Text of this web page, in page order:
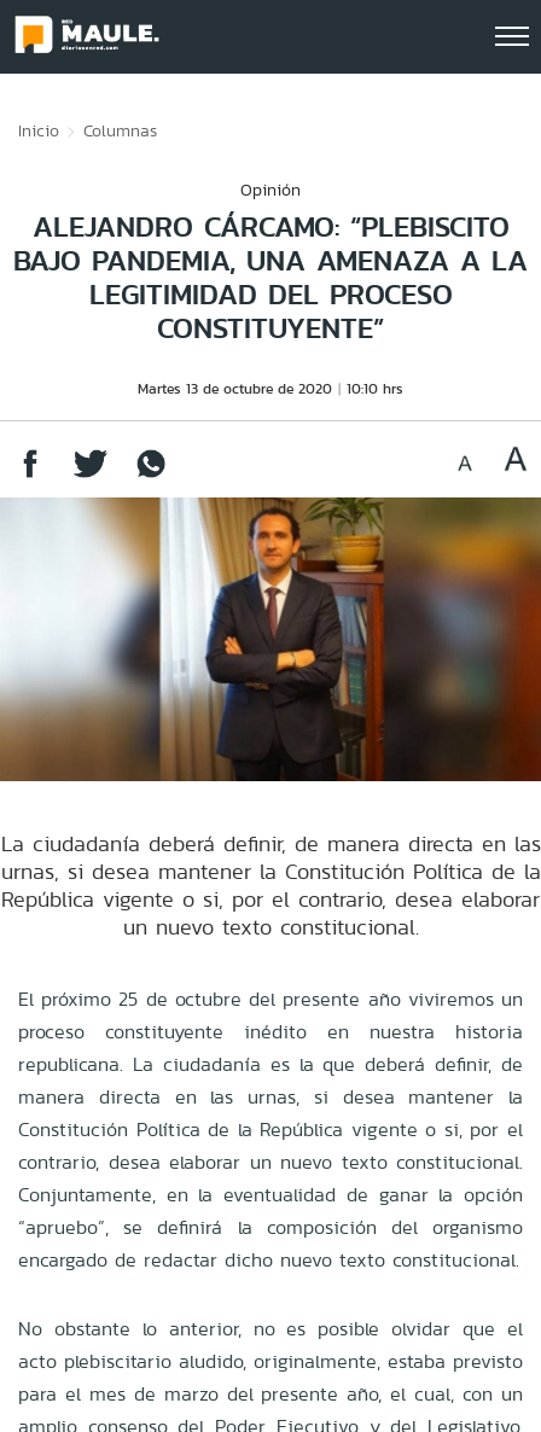
Inicio Columnas
Opinión
ALEJANDRO CÁRCAMO: “PLEBISCITO
BAJO PANDEMIA, UNA AMENAZA A LA
LEGITIMIDAD DEL PROCESO
CONSTITUYENTE”
Martes 13 de octubre de 2020 10:10 hrs
La ciudadanía deberá definir, de manera directa en las
urnas, si desea mantener la Constitución Política de la
República vigente o si, por el contrario, desea elaborar
un nuevo texto constitucional.
El próximo 25 de octubre del presente año viviremos un
proceso constituyente inédito en nuestra historia
republicana. La ciudadanía es la que deberá definir, de
manera directa en las urnas, si desea mantener la
Constitución Política de la República vigente o si, por el
contrario, desea elaborar un nuevo texto constitucional.
Conjuntamente, en la eventualidad de ganar la opción
“apruebo”, se definirá la composición del organismo
encargado de redactar dicho nuevo texto constitucional.
No obstante lo anterior, no es posible olvidar que el
acto plebiscitario aludido, originalmente, estaba previsto
para el mes de marzo del presente año, el cual, con un